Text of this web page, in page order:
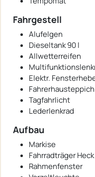
Fahrgestell
Alufelgen
Dieseltank 90 l
Allwetterreifen
Elektr.
Fahrerhausteppich
Tagfahrlicht
Lederlenkrad
Aufbau
Markise
Fahrradträger Heck
Rahmenfenster